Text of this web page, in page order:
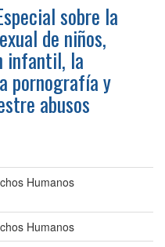
sobre la
de niños,
infantil, la
pornografía y
abusos
Humanos
Humanos